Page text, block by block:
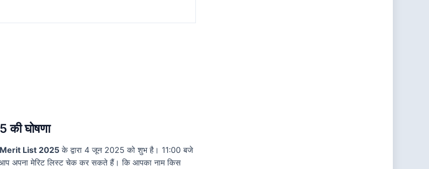
घोषणा
Merit List 2025 के द्वारा 4 जून 2025 को शुभ है। 11:00 बजे
आप अपना मेरिट लिस्ट चेक कर सकते हैं। कि आपका नाम किस